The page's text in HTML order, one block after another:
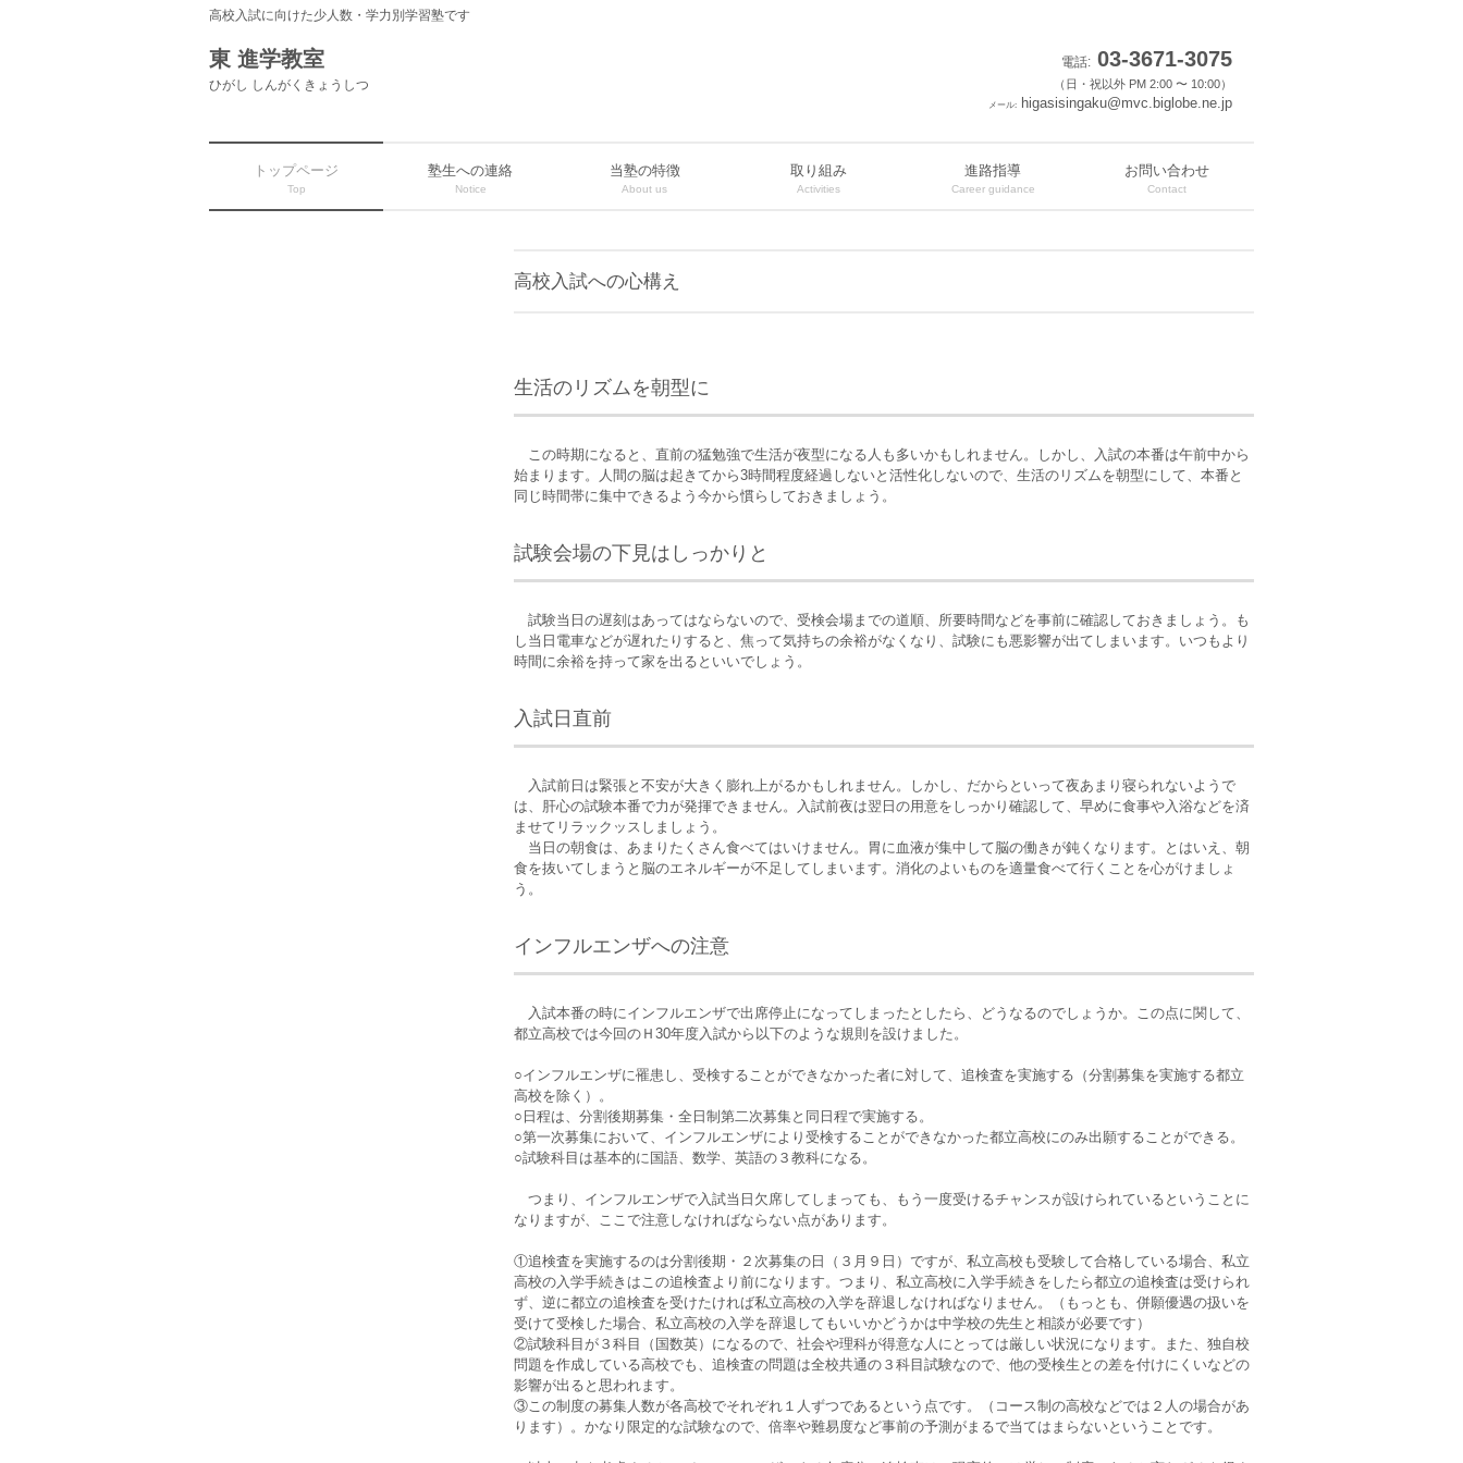
高校入試に向けた少人数・学力別学習塾です
東 進学教室
ひがし しんがくきょうしつ
電話: 03-3671-3075
（日・祝以外 PM 2:00 〜 10:00）
メール: higasisingaku@mvc.biglobe.ne.jp
トップページ
Top
塾生への連絡
Notice
当塾の特徴
About us
取り組み
Activities
進路指導
Career guidance
お問い合わせ
Contact
高校入試への心構え
生活のリズムを朝型に
この時期になると、直前の猛勉強で生活が夜型になる人も多いかもしれません。しかし、入試の本番は午前中から
始まります。人間の脳は起きてから3時間程度経過しないと活性化しないので、生活のリズムを朝型にして、本番と
同じ時間帯に集中できるよう今から慣らしておきましょう。
試験会場の下見はしっかりと
試験当日の遅刻はあってはならないので、受検会場までの道順、所要時間などを事前に確認しておきましょう。も
し当日電車などが遅れたりすると、焦って気持ちの余裕がなくなり、試験にも悪影響が出てしまいます。いつもより
時間に余裕を持って家を出るといいでしょう。
入試日直前
入試前日は緊張と不安が大きく膨れ上がるかもしれません。しかし、だからといって夜あまり寝られないようで
は、肝心の試験本番で力が発揮できません。入試前夜は翌日の用意をしっかり確認して、早めに食事や入浴などを済
ませてリラックッスしましょう。
当日の朝食は、あまりたくさん食べてはいけません。胃に血液が集中して脳の働きが鈍くなります。とはいえ、朝
食を抜いてしまうと脳のエネルギーが不足してしまいます。消化のよいものを適量食べて行くことを心がけましょ
う。
インフルエンザへの注意
入試本番の時にインフルエンザで出席停止になってしまったとしたら、どうなるのでしょうか。この点に関して、
都立高校では今回のＨ30年度入試から以下のような規則を設けました。
○インフルエンザに罹患し、受検することができなかった者に対して、追検査を実施する（分割募集を実施する都立
高校を除く）。
○日程は、分割後期募集・全日制第二次募集と同日程で実施する。
○第一次募集において、インフルエンザにより受検することができなかった都立高校にのみ出願することができる。
○試験科目は基本的に国語、数学、英語の３教科になる。
つまり、インフルエンザで入試当日欠席してしまっても、もう一度受けるチャンスが設けられているということに
なりますが、ここで注意しなければならない点があります。
①追検査を実施するのは分割後期・２次募集の日（３月９日）ですが、私立高校も受験して合格している場合、私立
高校の入学手続きはこの追検査より前になります。つまり、私立高校に入学手続きをしたら都立の追検査は受けられ
ず、逆に都立の追検査を受けたければ私立高校の入学を辞退しなければなりません。（もっとも、併願優遇の扱いを
受けて受検した場合、私立高校の入学を辞退してもいいかどうかは中学校の先生と相談が必要です）
②試験科目が３科目（国数英）になるので、社会や理科が得意な人にとっては厳しい状況になります。また、独自校
問題を作成している高校でも、追検査の問題は全校共通の３科目試験なので、他の受検生との差を付けにくいなどの
影響が出ると思われます。
③この制度の募集人数が各高校でそれぞれ１人ずつであるという点です。（コース制の高校などでは２人の場合があ
ります）。かなり限定的な試験なので、倍率や難易度など事前の予測がまるで当てはまらないということです。